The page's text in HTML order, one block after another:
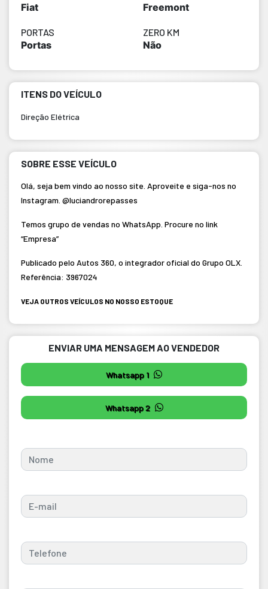
Fiat Freemont
PORTAS
Portas
ZERO KM
Não
ITENS DO VEÍCULO
Direção Elétrica
SOBRE ESSE VEÍCULO
Olá, seja bem vindo ao nosso site. Aproveite e siga-nos no
Instagram. @luciandrorepasses
Temos grupo de vendas no WhatsApp. Procure no link
“Empresa”
Publicado pelo Autos 360, o integrador oficial do Grupo OLX.
Referência: 3967024
VEJA OUTROS VEÍCULOS NO NOSSO ESTOQUE
ENVIAR UMA MENSAGEM AO VENDEDOR
Whatsapp 1
Whatsapp 2